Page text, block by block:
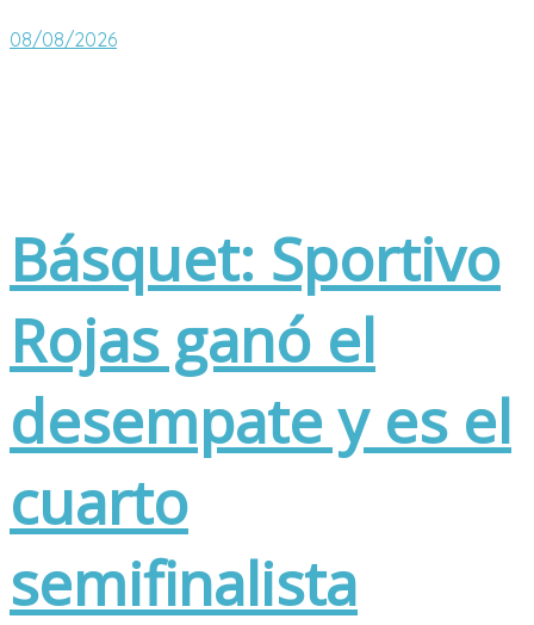
08/08/2026
Básquet: Sportivo
Rojas ganó el
desempate y es el
cuarto
semifinalista